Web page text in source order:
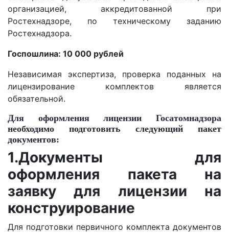
организацией, аккредитованной при
Ростехнадзоре, по техническому заданию
Ростехнадзора.
Госпошлина: 10 000 рублей
Независимая экспертиза, проверка поданных на
лицензирование комплектов является
обязательной.
Для оформления лицензии Госатомнадзора
необходимо подготовить следующий пакет
документов:
1.Документы для
оформления пакета на
заявку для лицензии на
конструирование
Для подготовки первичного комплекта документов